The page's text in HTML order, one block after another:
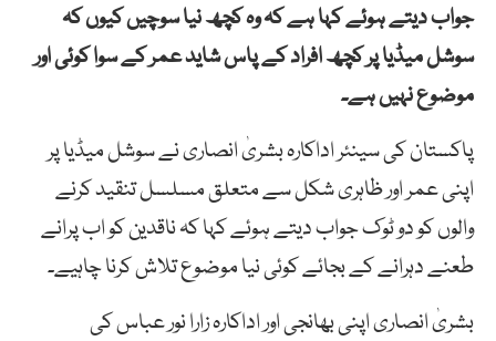
جواب دیتے ہوئے کہا ہے کہ وہ کچھ نیا سوچیں کیوں کہ
سوشل میڈیا پر کچھ افراد کے پاس شاید عمر کے سوا کوئی اور
موضوع نہیں ہے۔
پاکستان کی سینئر اداکارہ بشریٰ انصاری نے سوشل میڈیا پر
اپنی عمر اور ظاہری شکل سے متعلق مسلسل تنقید کرنے
والوں کو دو ٹوک جواب دیتے ہوئے کہا کہ ناقدین کو اب پرانے
طعنے دہرانے کے بجائے کوئی نیا موضوع تلاش کرنا چاہیے۔
بشریٰ انصاری اپنی بھانجی اور اداکارہ زارا نور عباس کی